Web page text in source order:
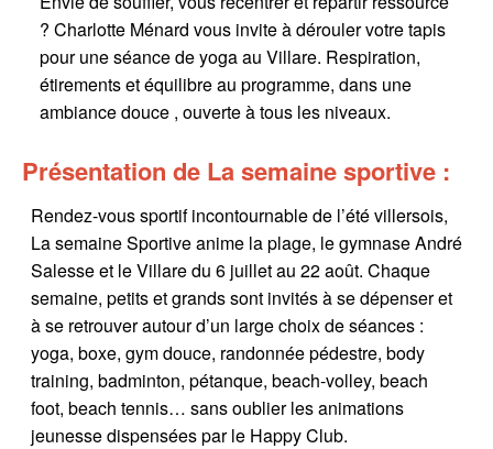
? Charlotte Ménard vous invite à dérouler votre tapis
pour une séance de yoga au Villare. Respiration,
étirements et équilibre au programme, dans une
ambiance douce , ouverte à tous les niveaux.
Présentation de La semaine sportive :
Rendez-vous sportif incontournable de l’été villersois,
La semaine Sportive anime la plage, le gymnase André
Salesse et le Villare du 6 juillet au 22 août. Chaque
semaine, petits et grands sont invités à se dépenser et
à se retrouver autour d’un large choix de séances :
yoga, boxe, gym douce, randonnée pédestre, body
training, badminton, pétanque, beach-volley, beach
foot, beach tennis… sans oublier les animations
jeunesse dispensées par le Happy Club.